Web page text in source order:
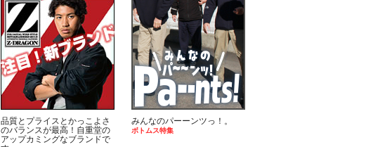
品質とプライスとかっこよさ
のバランスが最高！自重堂の
アップカミングなブランドで
みんなのパーーンツっ！。
ボトムス特集